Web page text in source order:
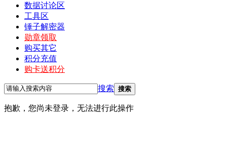
数据讨论区
工具区
锤子解密器
勋章领取
购买其它
积分充值
购卡送积分
搜索 搜索
抱歉，您尚未登录，无法进行此操作